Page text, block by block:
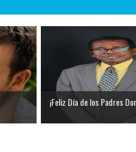
¡Feliz Día de los Padres